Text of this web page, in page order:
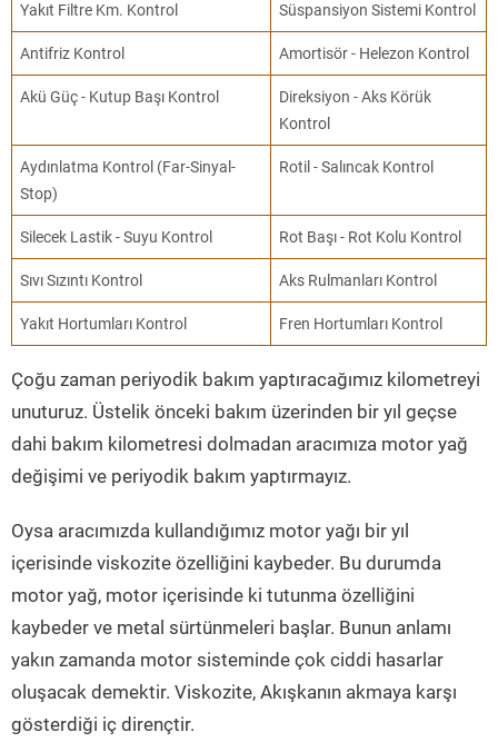
Yakıt Filtre Km. Kontrol Süspansiyon Sistemi Kontrol
Antifriz Kontrol Amortisör - Helezon Kontrol
Akü Güç - Kutup Başı Kontrol
Direksiyon - Aks Körük
Kontrol
Aydınlatma Kontrol (Far-Sinyal-
Stop)
Rotil - Salıncak Kontrol
Silecek Lastik - Suyu Kontrol Rot Başı - Rot Kolu Kontrol
Sıvı Sızıntı Kontrol Aks Rulmanları Kontrol
Yakıt Hortumları Kontrol Fren Hortumları Kontrol
Çoğu zaman periyodik bakım yaptıracağımız kilometreyi
unuturuz. Üstelik önceki bakım üzerinden bir yıl geçse
dahi bakım kilometresi dolmadan aracımıza motor yağ
değişimi ve periyodik bakım yaptırmayız.
Oysa aracımızda kullandığımız motor yağı bir yıl
içerisinde viskozite özelliğini kaybeder. Bu durumda
motor yağ, motor içerisinde ki tutunma özelliğini
kaybeder ve metal sürtünmeleri başlar. Bunun anlamı
yakın zamanda motor sisteminde çok ciddi hasarlar
oluşacak demektir. Viskozite, Akışkanın akmaya karşı
gösterdiği iç dirençtir.